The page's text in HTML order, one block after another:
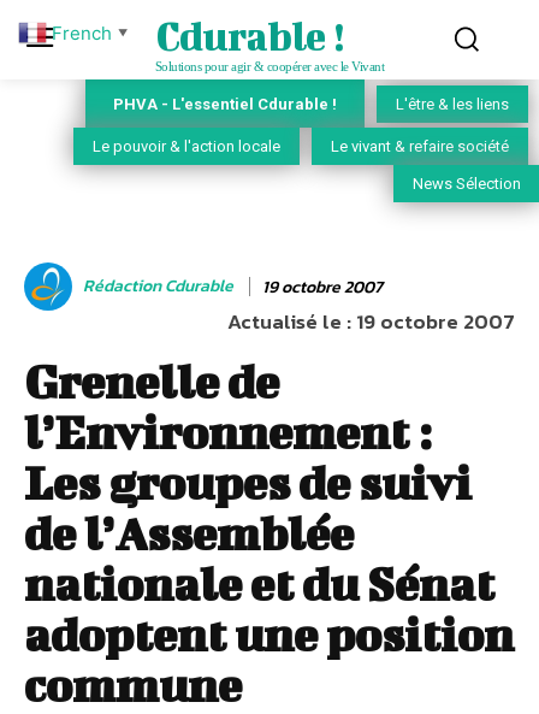
Cdurable !
Solutions pour agir & coopérer avec le Vivant
PHVA - L'essentiel Cdurable ! L'être & les liens
Le pouvoir & l'action locale Le vivant & refaire société
News Sélection
Rédaction Cdurable 19 octobre 2007
Actualisé le :19 octobre 2007
Grenelle de
l’Environnement :
Les groupes de suivi
de l’Assemblée
nationale et du Sénat
adoptent une position
commune
French ▼